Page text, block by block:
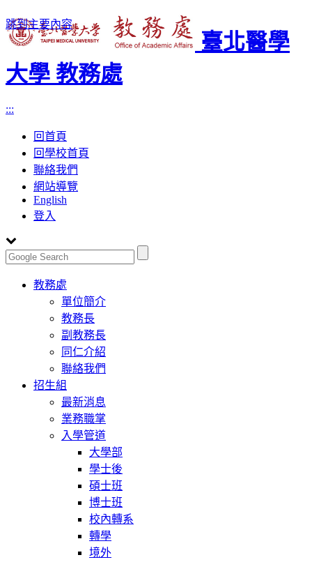
跳到主要內容
臺北醫學
大學 教務處
:::
回首頁
回學校首頁
聯絡我們
網站導覽
English
登入
Toggle
navigation
教務處
單位簡介
教務長
副教務長
同仁介紹
聯絡我們
招生組
最新消息
業務職掌
入學管道
大學部
學士後
碩士班
博士班
校內轉系
轉學
境外